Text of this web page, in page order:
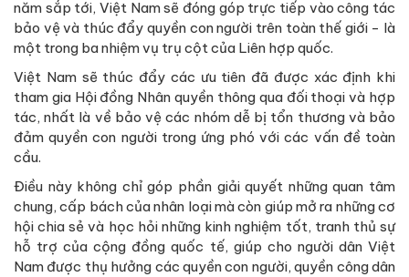
năm sắp tới, Việt Nam sẽ đóng góp trực tiếp vào công tác
bảo vệ và thúc đẩy quyền con người trên toàn thế giới - là
một trong ba nhiệm vụ trụ cột của Liên hợp quốc.
Việt Nam sẽ thúc đẩy các ưu tiên đã được xác định khi
tham gia Hội đồng Nhân quyền thông qua đối thoại và hợp
tác, nhất là về bảo vệ các nhóm dễ bị tổn thương và bảo
đảm quyền con người trong ứng phó với các vấn đề toàn
cầu.
Điều này không chỉ góp phần giải quyết những quan tâm
chung, cấp bách của nhân loại mà còn giúp mở ra những cơ
hội chia sẻ và học hỏi những kinh nghiệm tốt, tranh thủ sự
hỗ trợ của cộng đồng quốc tế, giúp cho người dân Việt
Nam được thụ hưởng các quyền con người, quyền công dân